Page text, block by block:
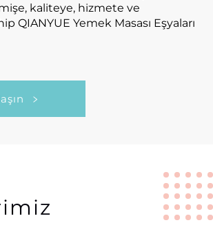
kaliteye, hizmete ve
QIANYUE Yemek Masası Eşyaları